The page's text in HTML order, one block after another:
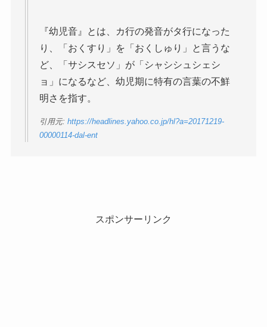
『幼児音』とは、カ行の発音がタ行になった
り、「おくすり」を「おくしゅり」と言うな
ど、「サシスセソ」が「シャシシュシェシ
ョ」になるなど、幼児期に特有の言葉の不鮮
明さを指す。
引用元: https://headlines.yahoo.co.jp/hl?a=20171219-
00000114-dal-ent
スポンサーリンク